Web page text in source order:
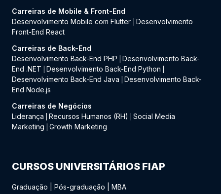
Carreiras de Mobile & Front-End
Desenvolvimento Mobile com Flutter
Desenvolvimento
Front-End React
Carreiras de Back-End
Desenvolvimento Back-End PHP
Desenvolvimento Back-
End .NET
Desenvolvimento Back-End Python
Desenvolvimento Back-End Java
Desenvolvimento Back-
End Node.js
Carreiras de Negócios
Liderança
Recursos Humanos (RH)
Social Media
Marketing
Growth Marketing
CURSOS UNIVERSITÁRIOS FIAP
Graduação Pós-graduação MBA